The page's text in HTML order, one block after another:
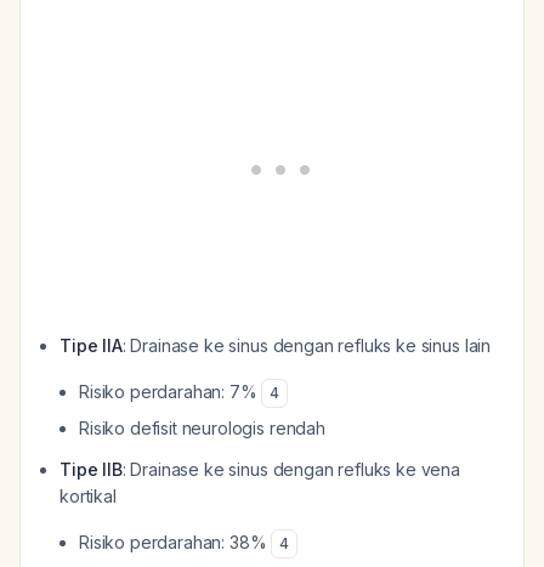
Tipe IIA: Drainase ke sinus dengan refluks ke sinus lain
Risiko perdarahan: 7% 4
Risiko defisit neurologis rendah
Tipe IIB: Drainase ke sinus dengan refluks ke vena
kortikal
Risiko perdarahan: 38% 4